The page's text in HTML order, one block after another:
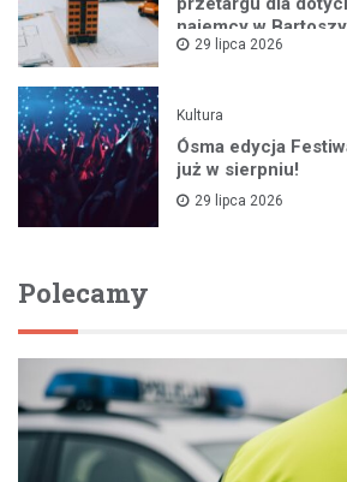
najemcy w
29 lipca 2026
Kultura
Ósma edycja
już w sierpniu!
29 lipca 2026
Polecamy